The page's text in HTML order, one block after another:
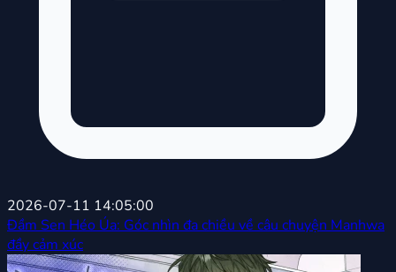
2026-07-11 14:05:00
Đầm Sen Héo Úa: Góc nhìn đa chiều về câu chuyện Manhwa
đầy cảm xúc